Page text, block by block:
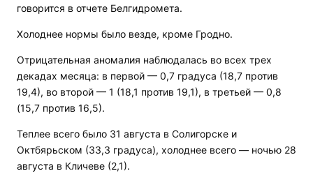
говорится в отчете Белгидромета.
Холоднее нормы было везде, кроме Гродно.
Отрицательная аномалия наблюдалась во всех трех
декадах месяца: в первой — 0,7 градуса (18,7 против
19,4), во второй — 1 (18,1 против 19,1), в третьей — 0,8
(15,7 против 16,5).
Теплее всего было 31 августа в Солигорске и
Октбярьском (33,3 градуса), холоднее всего — ночью 28
августа в Кличеве (2,1).